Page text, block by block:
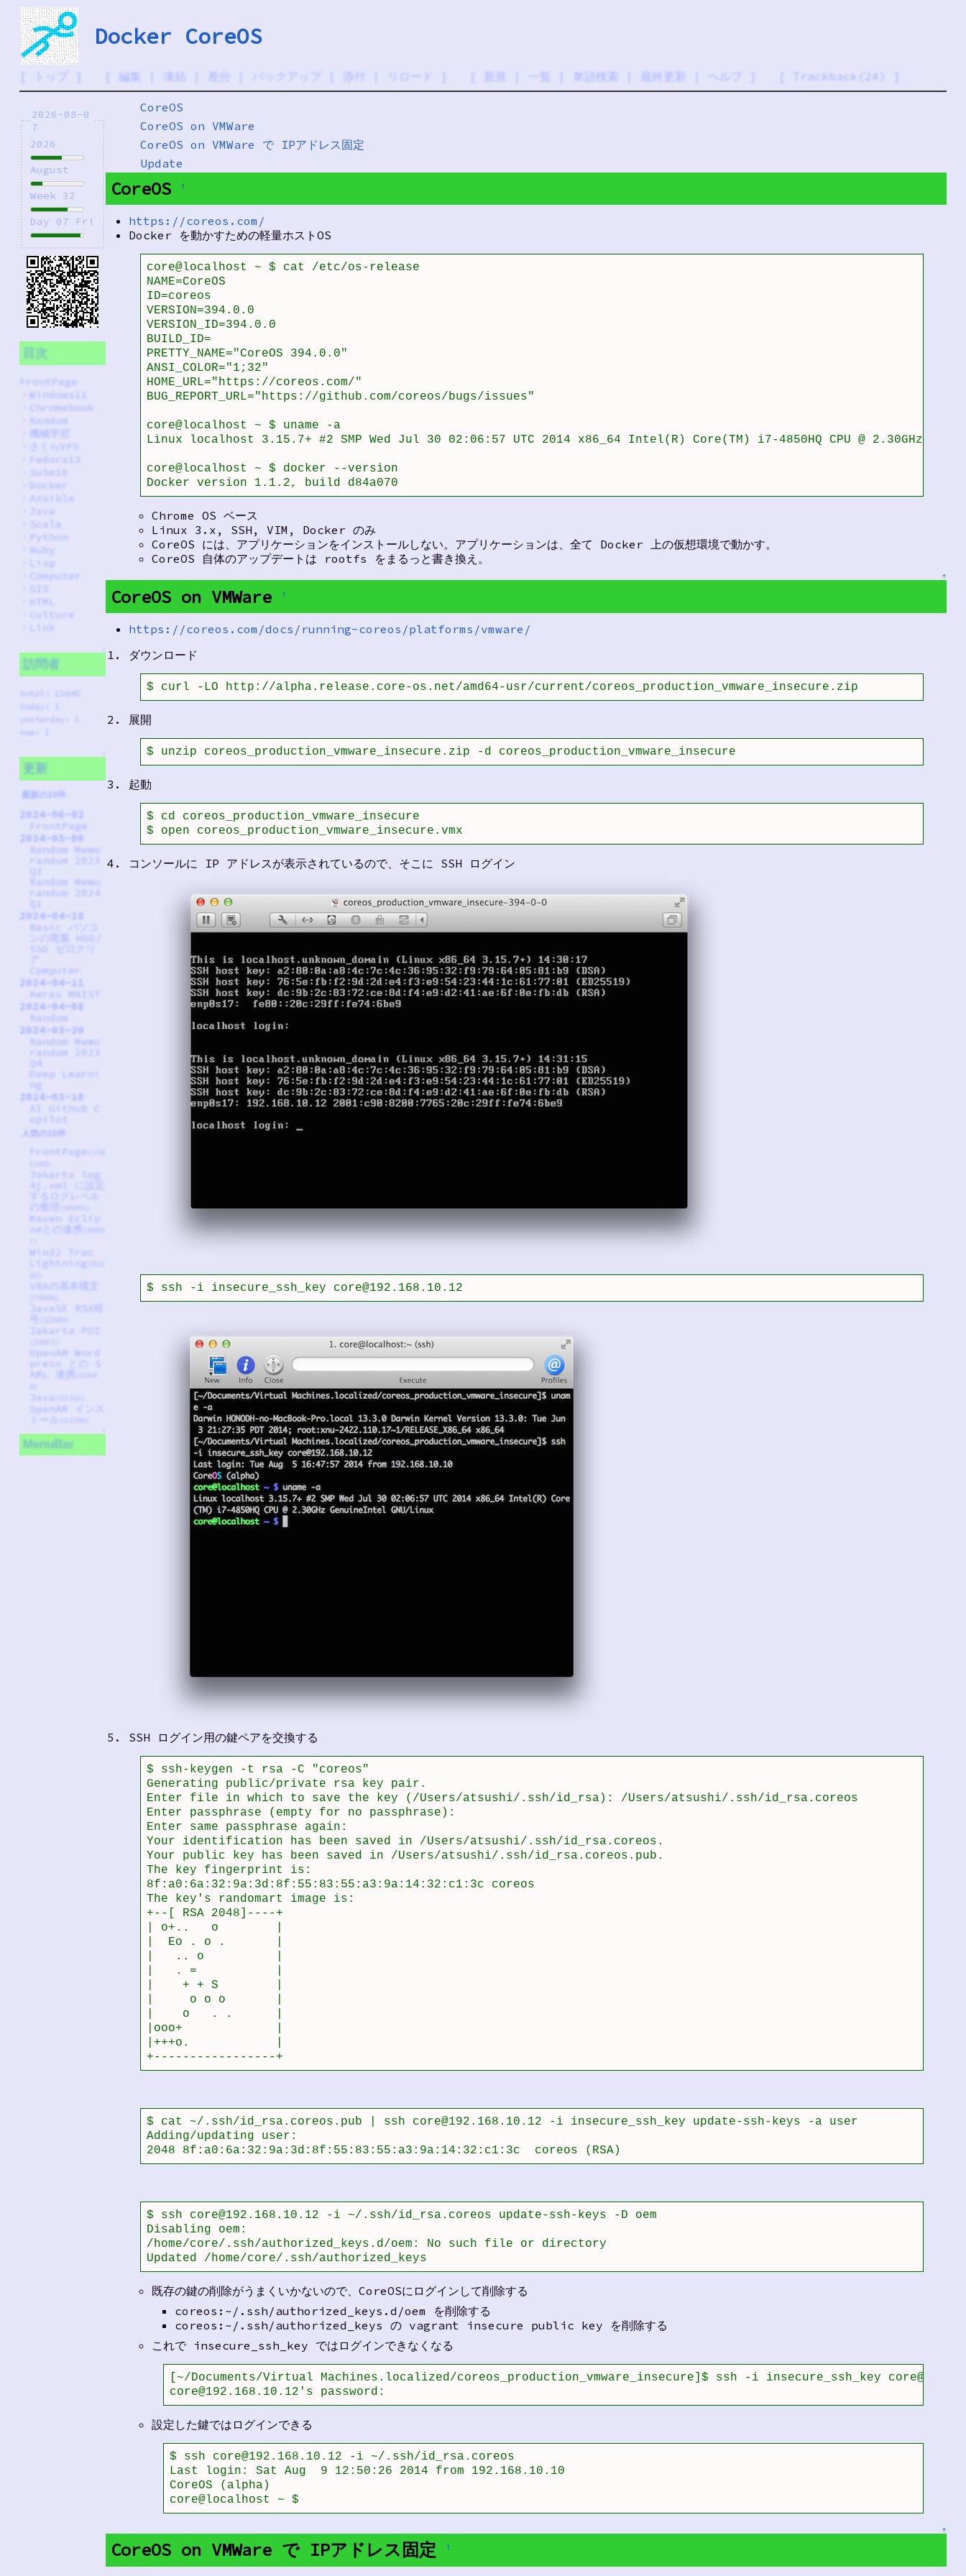
Docker CoreOS
トップ 編集 凍結 差分 バックアップ 添付 リロード 単語検索 最終更新 ヘルプ Trackback(24)
2026-08-0
7
2026
August
Week 32
Day 07 Fri
目次
FrontPage
Windows11
Chromebook
Random
機械学習
さくらVPS
Fedora13
SuSe10
Docker
Ansible
Java
Scala
Python
Ruby
Lisp
Computer
GIS
HTML
Culture
Link
訪問者
total: 11646
today: 1
yesterday: 1
now: 1
更新
最新の10件
2024-06-02
FrontPage
2024-05-06
Random Memo
randum 2023
Q3
Random Memo
randum 2024
Q1
2024-04-18
Basic パソコ
ンの廃棄 HDD/
ア
Computer
2024-04-11
Keras MNIST
2024-04-08
Random
2024-03-20
Random Memo
randum 2023
Q4
Deep Learni
ng
2024-03-18
AI Github C
opilot
人気の10件
FrontPage
Jakarta log
4j.xml に設定
Maven Eclip
seとの連携
Win32 Trac
Lightning
VBAの基本構文
JavaSE RSA暗
号
Jakarta POI
OpenAM Word
press との S
AML 連携
Java
OpenAM インス
トール
MenuBar
CoreOS
CoreOS on VMWare
CoreOS on VMWare で IPアドレス固定
Update
CoreOS †
https://coreos.com/
Docker を動かすための軽量ホストOS
core@localhost ~ $ cat /etc/os-release
NAME=CoreOS
ID=coreos
VERSION=394.0.0
VERSION_ID=394.0.0
BUILD_ID=
PRETTY_NAME="CoreOS 394.0.0"
ANSI_COLOR="1;32"
HOME_URL="https://coreos.com/"
BUG_REPORT_URL="https://github.com/coreos/bugs/issues"
core@localhost ~ $ uname -a
Linux localhost 3.15.7+ #2 SMP Wed Jul 30 02:06:57 UTC 2014 x86_64 Intel(R) Core(TM) i7-4850HQ CPU @ 2.30GHz
core@localhost ~ $ docker --version
Docker version 1.1.2, build d84a070
Chrome OS ベース
Linux 3.x, SSH, VIM, Docker のみ
CoreOS には、アプリケーションをインストールしない。アプリケーションは、全て Docker 上の仮想環境で動かす。
CoreOS 自体のアップデートは rootfs をまるっと書き換え。
↑
CoreOS on VMWare †
https://coreos.com/docs/running-coreos/platforms/vmware/
ダウンロード
$ curl -LO http://alpha.release.core-os.net/amd64-usr/current/coreos_production_vmware_insecure.zip
展開
$ unzip coreos_production_vmware_insecure.zip -d coreos_production_vmware_insecure
起動
$ cd coreos_production_vmware_insecure
$ open coreos_production_vmware_insecure.vmx
コンソールに IP アドレスが表示されているので、そこに SSH ログイン
$ ssh -i insecure_ssh_key core@192.168.10.12
SSH ログイン用の鍵ペアを交換する
$ ssh-keygen -t rsa -C "coreos"
Generating public/private rsa key pair.
Enter file in which to save the key (/Users/atsushi/.ssh/id_rsa): /Users/atsushi/.ssh/id_rsa.coreos
Enter passphrase (empty for no passphrase):
Enter same passphrase again:
Your identification has been saved in /Users/atsushi/.ssh/id_rsa.coreos.
Your public key has been saved in /Users/atsushi/.ssh/id_rsa.coreos.pub.
The key fingerprint is:
8f:a0:6a:32:9a:3d:8f:55:83:55:a3:9a:14:32:c1:3c coreos
The key's randomart image is:
+--[ RSA 2048]----+
| o+..   o        |
|  Eo . o .       |
|   .. o          |
|   . =           |
|    + + S        |
|     o o o       |
|    o   . .      |
|ooo+             |
|+++o.            |
+-----------------+
$ cat ~/.ssh/id_rsa.coreos.pub | ssh core@192.168.10.12 -i insecure_ssh_key update-ssh-keys -a user
Adding/updating user:
2048 8f:a0:6a:32:9a:3d:8f:55:83:55:a3:9a:14:32:c1:3c  coreos (RSA)
$ ssh core@192.168.10.12 -i ~/.ssh/id_rsa.coreos update-ssh-keys -D oem
Disabling oem:
/home/core/.ssh/authorized_keys.d/oem: No such file or directory
Updated /home/core/.ssh/authorized_keys
既存の鍵の削除がうまくいかないので、CoreOSにログインして削除する
coreos:~/.ssh/authorized_keys.d/oem を削除する
coreos:~/.ssh/authorized_keys の vagrant insecure public key を削除する
これで insecure_ssh_key ではログインできなくなる
[~/Documents/Virtual Machines.localized/coreos_production_vmware_insecure]$ ssh -i insecure_ssh_key
core@192.168.10.12's password:
設定した鍵ではログインできる
$ ssh core@192.168.10.12 -i ~/.ssh/id_rsa.coreos
Last login: Sat Aug  9 12:50:26 2014 from 192.168.10.10
CoreOS (alpha)
core@localhost ~ $
↑
CoreOS on VMWare で IPアドレス固定 †